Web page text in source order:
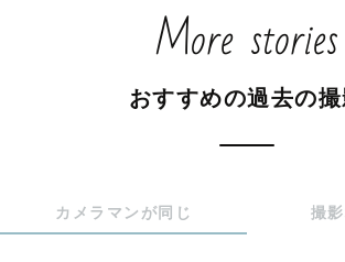
More stories
おすすめの過去の撮
カメラマンが同じ 撮